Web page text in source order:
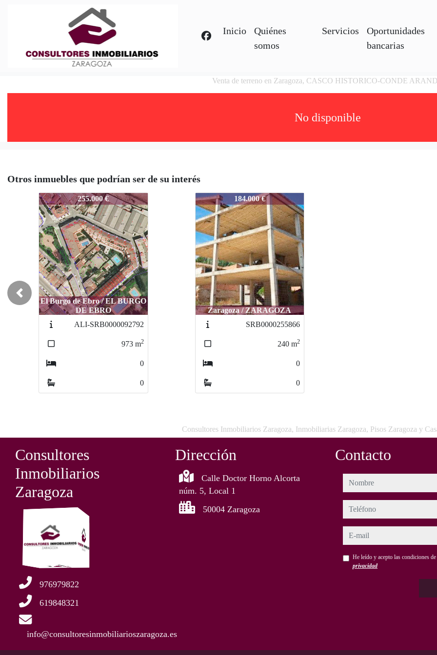
Inicio
Quiénes
somos
Servicios
Oportunidades
bancarias
Venta de terreno en Zaragoza, CASCO HISTORICO-CONDE
No disponible
Otros inmuebles que podrían ser de su interés
ALI-SRB0000097004
255.000 €
El Burgo de Ebro / EL BURGO
DE EBRO
ALI-SRB0000092792
973 m2
0
0
ALI-SRB0000097004
184.000 €
Zaragoza / ZARAGOZA
SRB0000255866
240 m2
0
0
Previous
Consultores Inmobiliarios Zaragoza, Inmobiliarias Zaragoza, Pisos Zaragoza y
Consultores
Inmobiliarios
Zaragoza
976979822
619848321
info@consultoresinmobiliarioszaragoza.es
Dirección
Calle Doctor Horno Alcorta
núm. 5, Local 1
50004 Zaragoza
Contacto
nombre
teléfono
e-mail
He leído y acepto las condiciones
privacidad